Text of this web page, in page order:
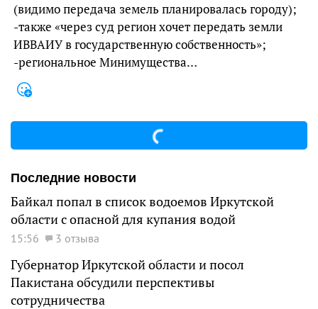
(видимо передача земель планировалась городу);
-также «через суд регион хочет передать земли
ИВВАИУ в государственную собственность»;
-региональное Минимущества…
Последние новости
Байкал попал в список водоемов Иркутской
области с опасной для купания водой
15:56 3 отзыва
Губернатор Иркутской области и посол
Пакистана обсудили перспективы
сотрудничества